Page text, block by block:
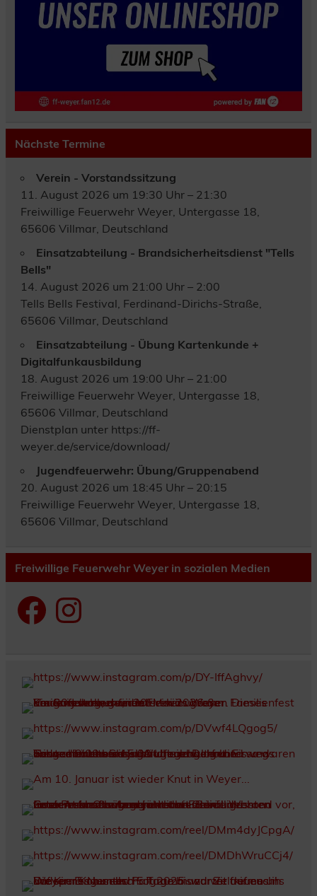
Nächste Termine
Verein - Vorstandssitzung
11. August 2026 um 19:30 Uhr – 21:30
Freiwillige Feuerwehr Weyer, Untergasse 18,
65606 Villmar, Deutschland
Einsatzabteilung - Brandsicherheitsdienst "Tells
Bells"
14. August 2026 um 21:00 Uhr – 2:00
Tells Bells Festival, Ferdinand-Dirichs-Straße,
65606 Villmar, Deutschland
Einsatzabteilung - Übung Kartenkunde +
Digitalfunkausbildung
18. August 2026 um 19:00 Uhr – 21:00
Freiwillige Feuerwehr Weyer, Untergasse 18,
65606 Villmar, Deutschland
Dienstplan unter https://ff-
weyer.de/service/download/
Jugendfeuerwehr: Übung/Gruppenabend
20. August 2026 um 18:45 Uhr – 20:15
Freiwillige Feuerwehr Weyer, Untergasse 18,
65606 Villmar, Deutschland
Freiwillige Feuerwehr Weyer in sozialen Medien
FacebookInstagram